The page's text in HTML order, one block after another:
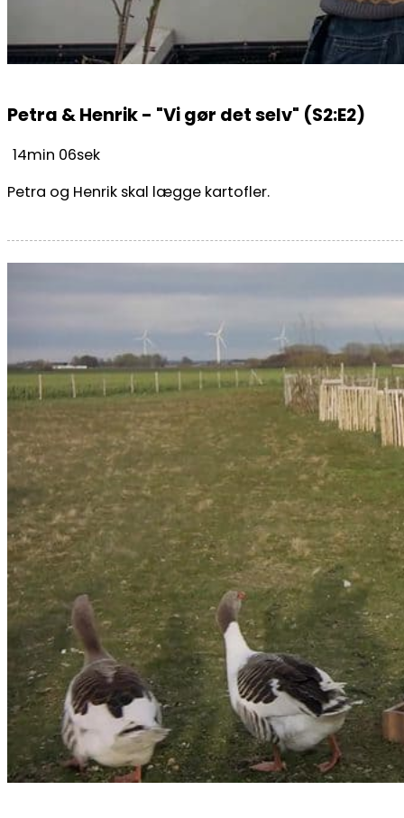
Petra & Henrik - "Vi gør det selv" (S2:E2)
14min 06sek
Petra og Henrik skal lægge kartofler.